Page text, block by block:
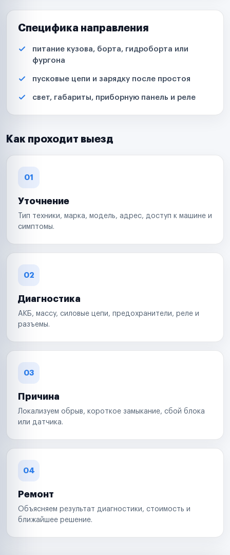
Специфика направления
питание кузова, борта, гидроборта или
фургона
пусковые цепи и зарядку после простоя
свет, габариты, приборную панель и реле
Как проходит выезд
01
Уточнение
Тип техники, марка, модель, адрес, доступ к машине и
симптомы.
02
Диагностика
АКБ, массу, силовые цепи, предохранители, реле и
разъемы.
03
Причина
Локализуем обрыв, короткое замыкание, сбой блока
или датчика.
04
Ремонт
Объясняем результат диагностики, стоимость и
ближайшее решение.